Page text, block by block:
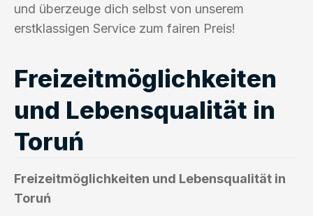
und überzeuge dich selbst von unserem
erstklassigen Service zum fairen Preis!
Freizeitmöglichkeiten
und Lebensqualität in
Toruń
Freizeitmöglichkeiten und Lebensqualität in
Toruń